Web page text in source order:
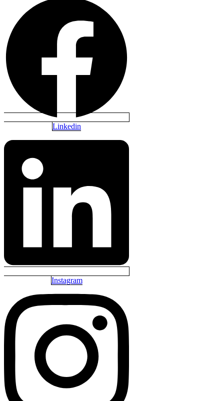
Linkedin
Instagram